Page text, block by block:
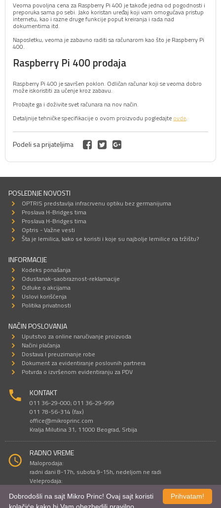
Veoma povoljna cena za Raspberry Pi 400 je takođe jedna od pogodnosti i
preporuka sama po sebi. Jako koristan uređaj koji vam omogućava pristup
internetu, kao i razne druge funkcije poput kreiranja i rada nad
dokumentima itd.
Naposletku, veoma je zabavno raditi sa računarom kao što je Raspberry Pi
400.
Raspberry Pi 400 prodaja
Raspberry Pi 400 je savršen poklon. Odličan računar koji se veoma dobro
može iskoristiti za učenje kroz zabavu.
Probajte ga i doživite svet računara na nov način.
Detaljnije tehničke specifikacije o ovom proizvodu pogledajte ovde.
Podeli sa prijateljima
POSLEDNJE NOVOSTI
OPTRIS predstavlja infracrvenu optiku bez germanijuma
Proslava H-Bridges tima
Proslava H-Bridges tima
Optris - Važne vesti
Šta je lemilica, kako se koristi i koje su najbolje lemilice na tržištu?
INFORMACIJE
Kodeks ponašanja
Odustanak-saobraznost-reklamacije
Odluke o akcijama
Uslovi korišćenja
Politika privatnosti
NAČIN POSLOVANJA
Uputstvo za online naručivanje proizvoda
Načini plaćanja
Dostava I preuzimanje robe
Dokument za evidentiranje poslovnih partnera
Potvrda o izvršenom evidentiranju za PDV
KONTAKT
011 36-29-000; 011 36-29-999
011 78-56-314 (fax)
office@mikroprinc.com
Kralja Milutina 31, 11000 Beograd, Srbija
RADNO VREME
Maloprodaja:
radni dani 8-17h, subota 9-15h, nedeljom ne radi
Veleprodaja:
Prihvatam!
Dobrodošli na sajt Mikro Princ! Ovaj sajt koristi